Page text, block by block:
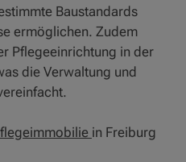
Baustandards
ermöglichen. Zudem
Pflegeeinrichtung in der
die Verwaltung und
in Freiburg